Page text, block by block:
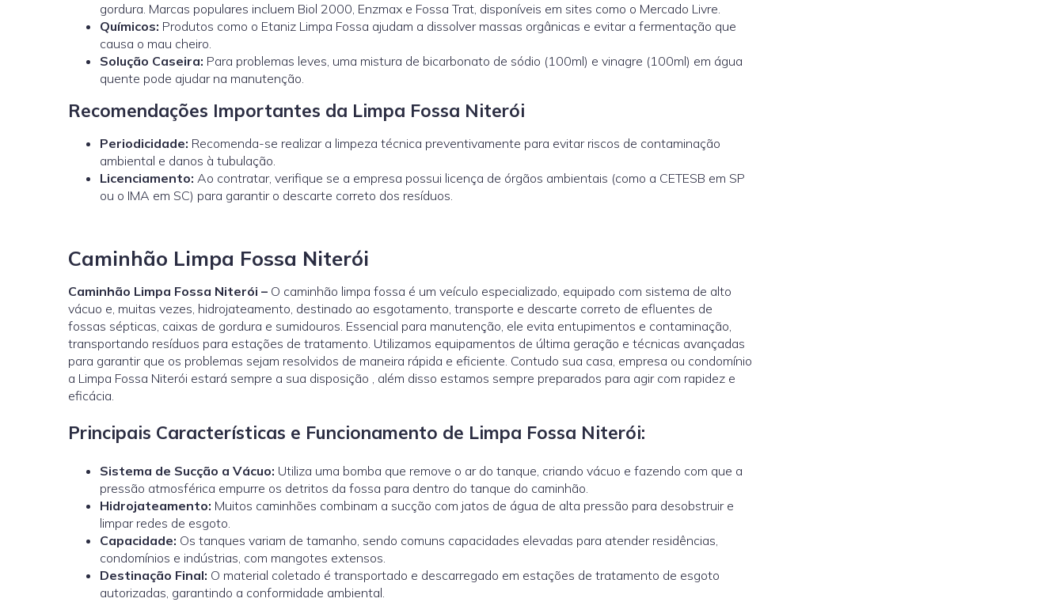
gordura. Marcas populares incluem Biol 2000, Enzmax e Fossa Trat, disponíveis em sites como o Mercado Livre.
Químicos: Produtos como o Etaniz Limpa Fossa ajudam a dissolver massas orgânicas e evitar a fermentação que
causa o mau cheiro.
Solução Caseira: Para problemas leves, uma mistura de bicarbonato de sódio (100ml) e vinagre (100ml) em água
quente pode ajudar na manutenção.
Recomendações Importantes da Limpa Fossa Niterói
Periodicidade: Recomenda-se realizar a limpeza técnica preventivamente para evitar riscos de contaminação
ambiental e danos à tubulação.
Licenciamento: Ao contratar, verifique se a empresa possui licença de órgãos ambientais (como a CETESB em SP
ou o IMA em SC) para garantir o descarte correto dos resíduos.
Caminhão Limpa Fossa Niterói
Caminhão Limpa Fossa Niterói – O caminhão limpa fossa é um veículo especializado, equipado com sistema de alto
vácuo e, muitas vezes, hidrojateamento, destinado ao esgotamento, transporte e descarte correto de efluentes de
fossas sépticas, caixas de gordura e sumidouros. Essencial para manutenção, ele evita entupimentos e contaminação,
transportando resíduos para estações de tratamento. Utilizamos equipamentos de última geração e técnicas avançadas
para garantir que os problemas sejam resolvidos de maneira rápida e eficiente. Contudo sua casa, empresa ou condomínio
a Limpa Fossa Niterói estará sempre a sua disposição , além disso estamos sempre preparados para agir com rapidez e
eficácia.
Principais Características e Funcionamento de Limpa Fossa Niterói:
Sistema de Sucção a Vácuo: Utiliza uma bomba que remove o ar do tanque, criando vácuo e fazendo com que a
pressão atmosférica empurre os detritos da fossa para dentro do tanque do caminhão.
Hidrojateamento: Muitos caminhões combinam a sucção com jatos de água de alta pressão para desobstruir e
limpar redes de esgoto.
Capacidade: Os tanques variam de tamanho, sendo comuns capacidades elevadas para atender residências,
condomínios e indústrias, com mangotes extensos.
Destinação Final: O material coletado é transportado e descarregado em estações de tratamento de esgoto
autorizadas, garantindo a conformidade ambiental.